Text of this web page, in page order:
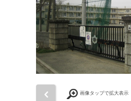
画像タップで拡大表示